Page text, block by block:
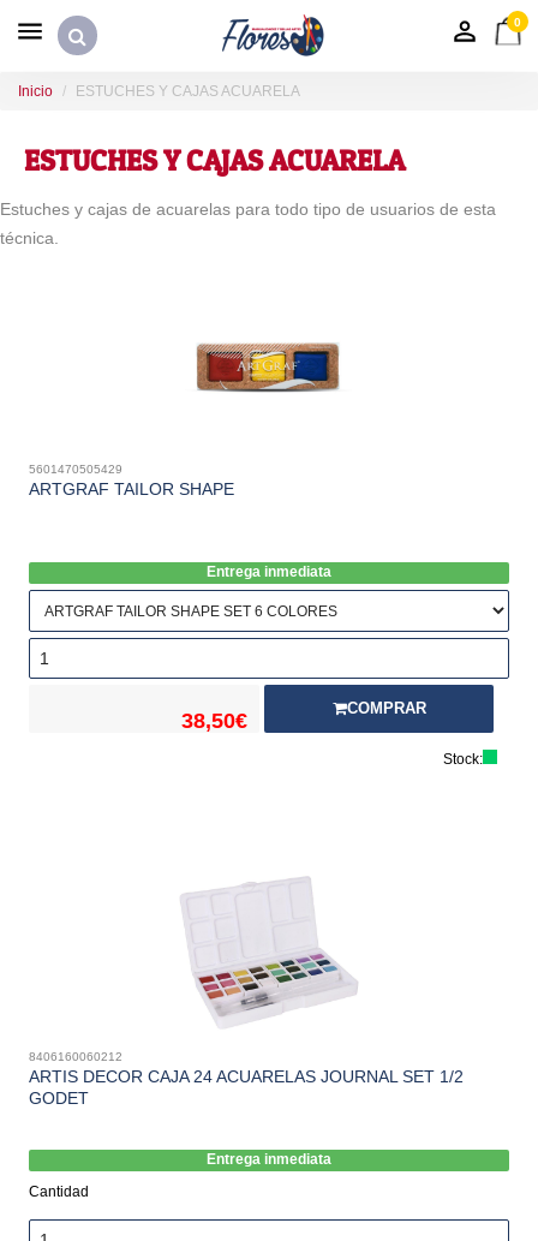
0
Inicio ESTUCHES Y CAJAS ACUARELA
ESTUCHES Y CAJAS ACUARELA
Estuches y cajas de acuarelas para todo tipo de usuarios de esta
técnica.
5601470505429
ARTGRAF TAILOR SHAPE
Entrega inmediata
38,50€
COMPRAR
Stock:
8406160060212
ARTIS DECOR CAJA 24 ACUARELAS JOURNAL SET 1/2
GODET
Entrega inmediata
Cantidad